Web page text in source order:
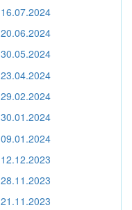
16.07.2024
20.06.2024
30.05.2024
23.04.2024
29.02.2024
30.01.2024
09.01.2024
12.12.2023
28.11.2023
21.11.2023